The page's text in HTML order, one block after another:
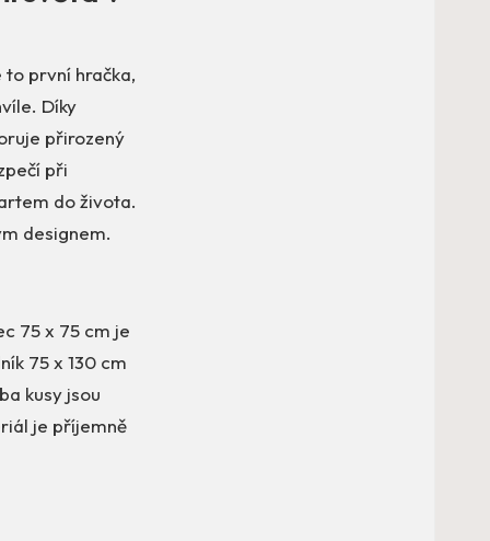
první hračka,
Díky
přirozený
při
do života.
designem.
75 x 75 cm je
75 x 130 cm
kusy jsou
je příjemně